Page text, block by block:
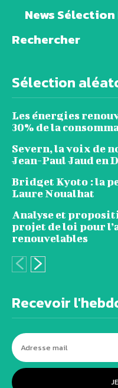
News Sélection
Rechercher
Sélection
Les énergies
30% de la
Severn, la voix de
Jean-Paul Jaud en
Bridget Kyoto : la
Laure Noualhat
Analyse et
projet de loi pour
renouvelables
Recevoir